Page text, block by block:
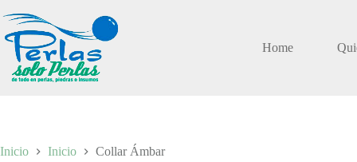
al
contenido
Home
Inicio Inicio Collar Ámbar